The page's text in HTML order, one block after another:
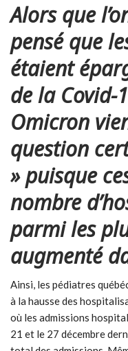
Alors que
pensé que
étaient
de la
Omicron
question
» puisque
nombre
parmi les
augmenté
Ainsi, les pédiatres
à la hausse des
où les admissions
21 et le 27 décembre